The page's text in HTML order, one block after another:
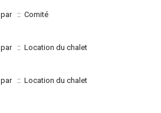
par :: Comité
par :: Location du chalet
par :: Location du chalet